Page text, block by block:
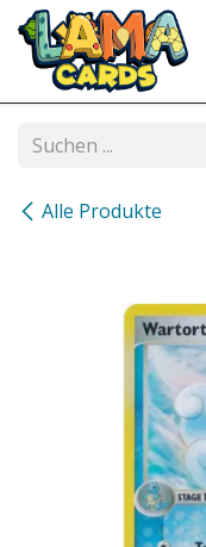
Zum Inhalt springen
Alle Produkte